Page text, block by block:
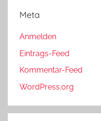
Meta
Anmelden
Eintrags-Feed
Kommentar-Feed
WordPress.org